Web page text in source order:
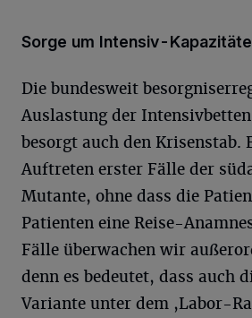
Sorge um Intensiv-
Die bundesweit
Auslastung der
besorgt auch den Krisenstab.
Auftreten erster Fälle der
Mutante, ohne dass die
Patienten eine Reise-
Fälle überwachen wir
denn es bedeutet, dass auch
Variante unter dem ,Labor-